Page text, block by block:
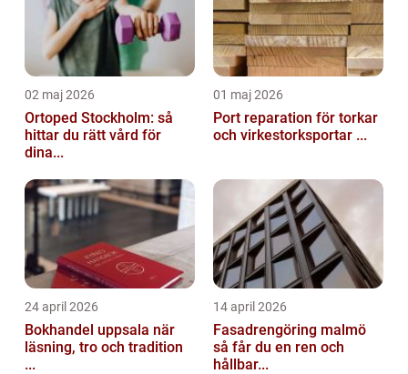
02 maj 2026
Ortoped Stockholm: så
hittar du rätt vård för
dina...
01 maj 2026
Port reparation för torkar
och virkestorksportar ...
24 april 2026
Bokhandel uppsala när
läsning, tro och tradition
...
14 april 2026
Fasadrengöring malmö
så får du en ren och
hållbar...